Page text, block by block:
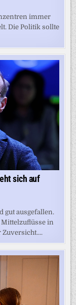
immer
Die Politik sollte
sich auf
gut ausgefallen.
in